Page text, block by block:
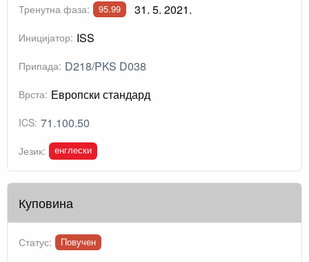
Тренутна фаза: 95.99 31. 5. 2021.
Иницијатор: ISS
Припада: D218/PKS D038
Врста: Европски стандард
ICS: 71.100.50
Језик: енглески
Куповина
Статус: Повучен